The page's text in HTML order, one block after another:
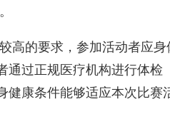
高的要求，参加活动者应身
通过正规医疗机构进行体检
健康条件能够适应本次比赛